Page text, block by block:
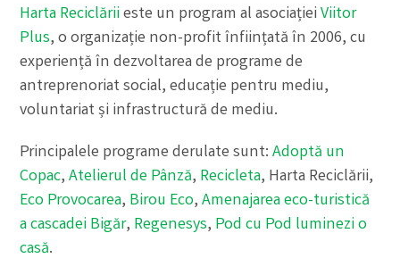
Harta Reciclăriieste un program al asociațieiViitor
Plus, o organizație non-profit înființată în 2006, cu
experiență în dezvoltarea de programe de
antreprenoriat social, educație pentru mediu,
voluntariat și infrastructură de mediu.
Principalele programe derulate sunt:Adoptă un
Copac,Atelierul de Pânză, Recicleta, Harta Reciclării,
Eco Provocarea, Birou Eco,Amenajarea eco-turistică
a cascadei Bigăr, Regenesys, Pod cu Pod luminezi o
casă.